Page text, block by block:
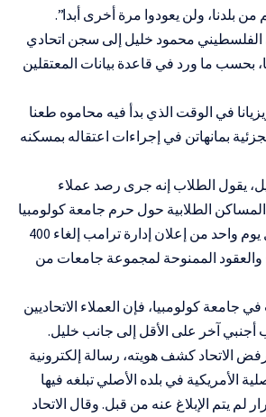
بلدنا، ولن يعودوا مرة أخرى أبدا”.
الفلسطيني محمود خليل إلى سجن اتحادي
بحسب ما ورد في قاعدة بيانات المعتقلين
في الوقت الذي بدأ فيه محاموه طعنا
بمانهاتن في إجراءات اعتقاله بمسكنه
يقول الطلاب إنه جرى رصد عملاء
المساكن الطلابية حول حرم جامعة كولومبيا
واحد من إعلان إدارة ترامب
إلغاء 400
والعقود الممنوحة لمجموعة جامعات من
جامعة كولومبيا، فإن العملاء الاتحاديين
أجنبي آخر على الأقل إلى جانب خليل.
الاتحاد كشف هويته، رسالة إلكترونية
الأمريكية في بلده الأصلي تبلغه فيها
لم يتم الإبلاغ عنه من قبل. وقال الاتحاد